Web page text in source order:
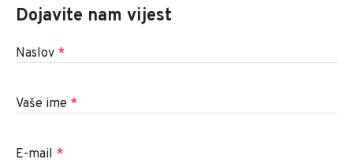
Dojavite nam vijest
Naslov *
Vaše ime *
E-mail *